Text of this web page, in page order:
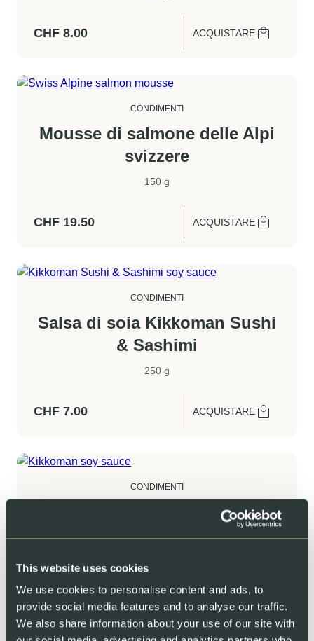
This website uses cookies
We use cookies to personalise content and ads, to
provide social media features and to analyse our traffic.
We also share information about your use of our site with
CHF 8.00 ACQUISTARE
CONDIMENTI
Mousse di salmone delle Alpi
svizzere
150 g
CHF 19.50 ACQUISTARE
CONDIMENTI
Salsa di soia Kikkoman Sushi
& Sashimi
250 g
CHF 7.00 ACQUISTARE
CONDIMENTI
Salsa di soia Kikkoman
250 g